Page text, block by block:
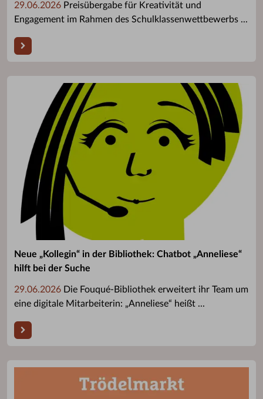
29.06.2026 Preisübergabe für Kreativität und
Engagement im Rahmen des Schulklassenwettbewerbs ...
Neue „Kollegin“ in der Bibliothek: Chatbot „Anneliese“
hilft bei der Suche
29.06.2026 Die Fouqué-Bibliothek erweitert ihr Team um
eine digitale Mitarbeiterin: „Anneliese“ heißt ...